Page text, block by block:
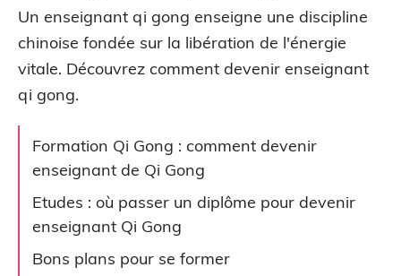
Un enseignant qi gong enseigne une discipline
chinoise fondée sur la libération de l'énergie
vitale. Découvrez comment devenir enseignant
qi gong.
Formation Qi Gong : comment devenir
enseignant de Qi Gong
Etudes : où passer un diplôme pour devenir
enseignant Qi Gong
Bons plans pour se former